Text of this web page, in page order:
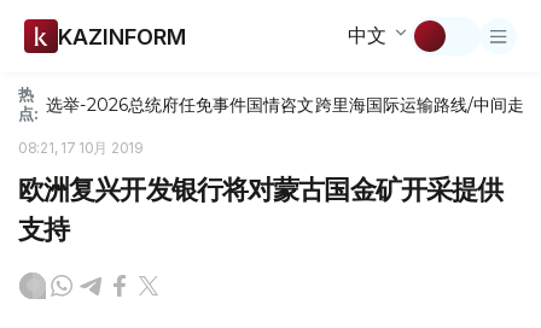
KAZINFORM 中文
热
点: 选举-2026总统府任免事件国情咨文跨里海国际运输路线/中间走廊
08:21, 17 10月 2019
欧洲复兴开发银行将对蒙古国金矿开采提供
支持